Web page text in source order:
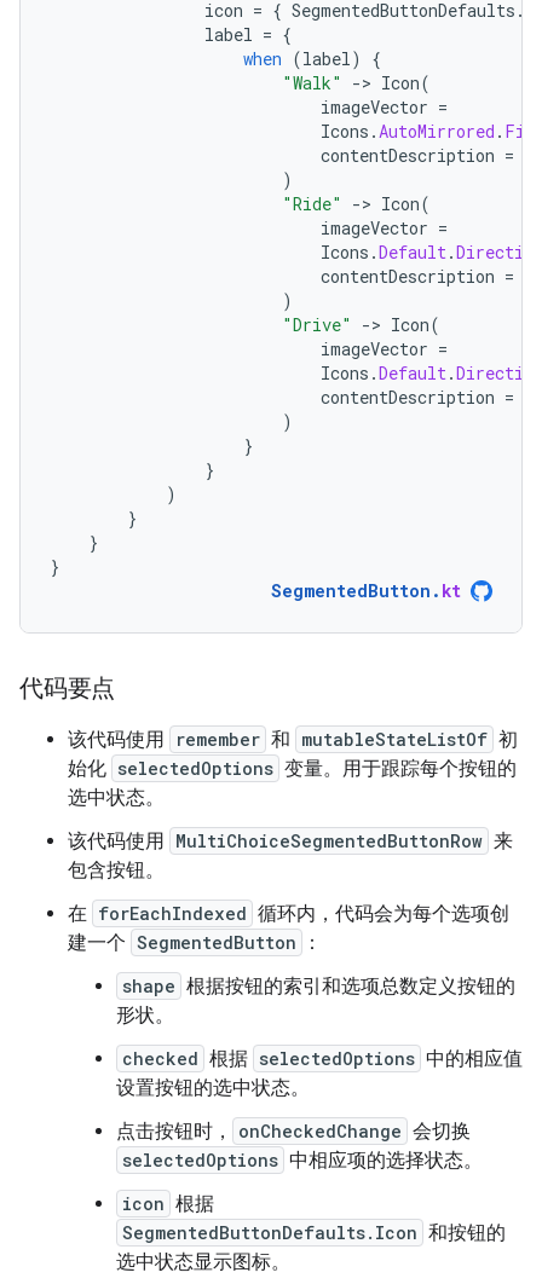
icon = { SegmentedButtonDefaults .
label = {
when (label)
{
"Walk"
-> Icon(
imageVector =
Icons .AutoMirrored .
contentDescription =
)
"Ride"
-> Icon(
imageVector =
Icons .Default.
contentDescription =
)
"Drive"
-> Icon(
imageVector =
Icons .Default.
contentDescription =
)
}
}
)
}
}
}
SegmentedButton . kt
代码要点
该代码使用 remember 和 mutableStateListOf 初
始化 selectedOptions 变量。用于跟踪每个按钮的
选中状态。
该代码使用 MultiChoiceSegmentedButtonRow 来
包含按钮。
在 forEachIndexed 循环内，代码会为每个选项创
建一个 SegmentedButton ：
shape 根据按钮的索引和选项总数定义按钮的
形状。
checked 根据 selectedOptions 中的相应值
设置按钮的选中状态。
点击按钮时，
onCheckedChange 会切换
selectedOptions 中相应项的选择状态。
icon 根据
SegmentedButtonDefaults.Icon 和按钮的
选中状态显示图标。